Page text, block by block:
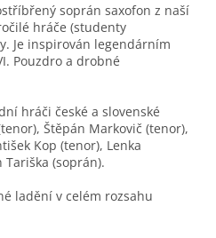
soprán saxofon z naší
hráče (studenty
Je inspirován legendárním
Pouzdro a drobné
hráči české a slovenské
Štěpán Markovič (tenor),
Kop (tenor), Lenka
Tariška (soprán).
ladění v celém rozsahu